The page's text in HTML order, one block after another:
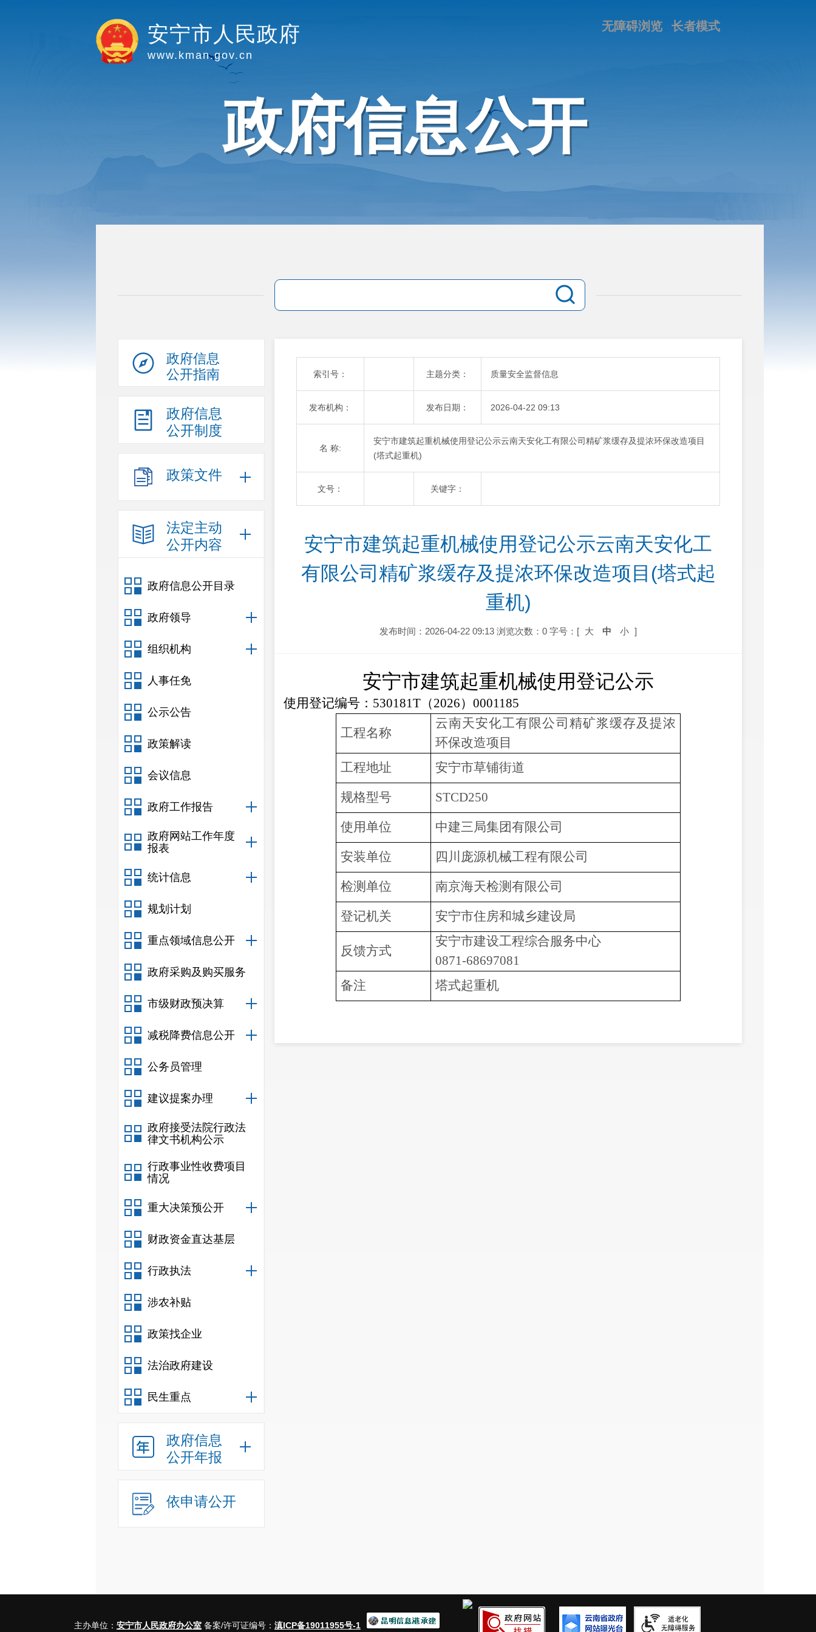
长者模式
无障碍浏览
安宁市人民政府
www.kman.gov.cn
政府信息公开
政府信息
公开指南
政府信息
公开制度
政策文件
法定主动
公开内容
政府信息公开目录
政府领导
组织机构
人事任免
公示公告
政策解读
会议信息
政府工作报告
政府网站工作年度
报表
统计信息
规划计划
重点领域信息公开
政府采购及购买服务
市级财政预决算
减税降费信息公开
公务员管理
建议提案办理
政府接受法院行政法
律文书机构公示
行政事业性收费项目
情况
重大决策预公开
财政资金直达基层
行政执法
涉农补贴
政策找企业
法治政府建设
民生重点
政府信息
公开年报
依申请公开
索引号： 主题分类： 质量安全监督信息
发布机构： 发布日期： 2026-04-22 09:13
名 称:
安宁市建筑起重机械使用登记公示云南天安化工有限公司精矿浆缓存及提浓环保改造项目
(塔式起重机)
文号： 关键字：
安宁市建筑起重机械使用登记公示云南天安化工
有限公司精矿浆缓存及提浓环保改造项目(塔式起
重机)
发布时间：2026-04-22 09:13 浏览次数：0 字号：[ 大 中 小 ]
安宁市建筑起重机械使用登记公示
使用登记编号： 530181T（2026）0001185
工程名称
云南天安化工有限公司精矿浆缓存及提浓
环保改造项目
工程地址
安宁市草铺街道
规格型号 STCD250
使用单位 中建三局集团有限公司
安装单位 四川庞源机械工程有限公司
检测单位 南京海天检测有限公司
登记机关 安宁市住房和城乡建设局
反馈方式
安宁市建设工程综合服务中心
0871-68697081
备注
塔式起重机
主办单位： 安宁市人民政府办公室 备案/许可证编号： 滇ICP备19011955号-1